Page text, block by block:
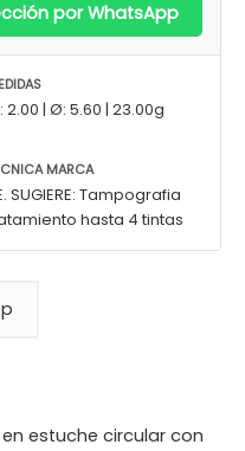
por WhatsApp
2.00 | Ø: 5.60 | 23.00g
MARCA
SUGIERE: Tampografia
hasta 4 tintas
estuche circular con